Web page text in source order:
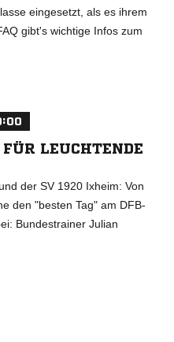
eingesetzt, als es ihrem
gibt's wichtige Infos zum
LEUCHTENDE
der SV 1920 Ixheim: Von
den "besten Tag" am DFB-
Bundestrainer Julian